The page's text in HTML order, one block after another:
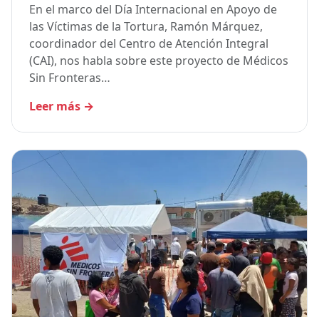
En el marco del Día Internacional en Apoyo de
las Víctimas de la Tortura, Ramón Márquez,
coordinador del Centro de Atención Integral
(CAI), nos habla sobre este proyecto de Médicos
Sin Fronteras…
Leer más →